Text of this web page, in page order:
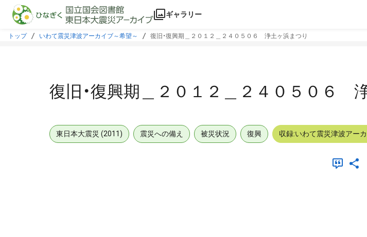
本文に飛ぶ
ギャラリー
トップ いわて震災津波アーカイブ～希望～ 復旧・復興期＿２０１２＿２４０５０６ 浄土ヶ浜まつり
復旧・復興期＿２０１２＿２４０５０６
東日本大震災 (2011) 震災への備え 被災状況 復興 収録:いわて震災津波アー